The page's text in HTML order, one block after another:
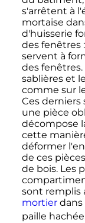
s'arrêtent à
mortaise
d'huisserie
des fenêtres
servent à
des fenêtres.
sablières et
comme sur
Ces
une pièce
décompose
cette
déformer
de ces
de bois. Les
sont remplis
mortierdans
paille hachée